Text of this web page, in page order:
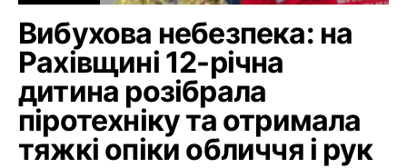
Вибухова небезпека: на
Рахівщині 12-річна
дитина розібрала
піротехніку та отримала
тяжкі опіки обличчя і рук